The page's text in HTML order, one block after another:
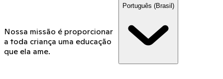
Nossa missão é proporcionar
a toda criança uma educação
que ela ame.
Português (Brasil)